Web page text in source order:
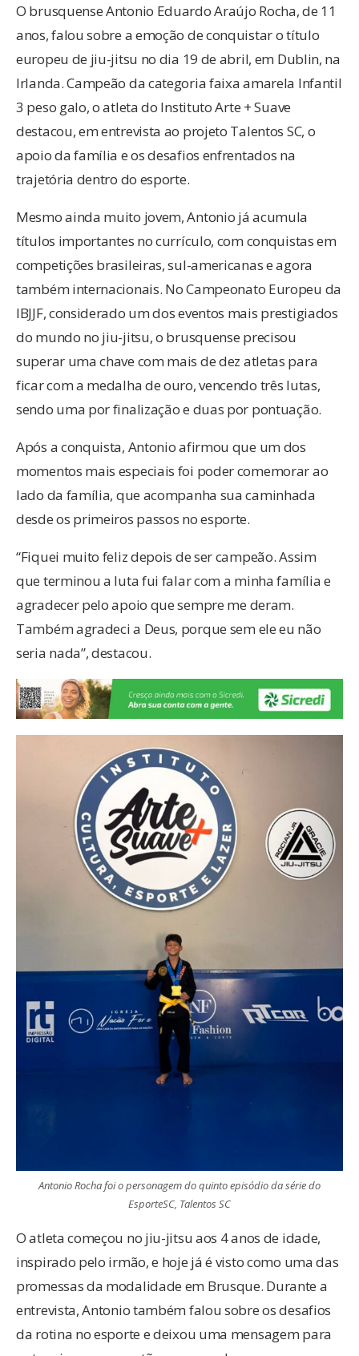
O brusquense Antonio Eduardo Araújo Rocha, de 11
anos, falou sobre a emoção de conquistar o título
europeu de jiu-jitsu no dia 19 de abril, em Dublin, na
Irlanda. Campeão da categoria faixa amarela Infantil
3 peso galo, o atleta do Instituto Arte + Suave
destacou, em entrevista ao projeto Talentos SC, o
apoio da família e os desafios enfrentados na
trajetória dentro do esporte.
Mesmo ainda muito jovem, Antonio já acumula
títulos importantes no currículo, com conquistas em
competições brasileiras, sul-americanas e agora
também internacionais. No Campeonato Europeu da
IBJJF, considerado um dos eventos mais prestigiados
do mundo no jiu-jitsu, o brusquense precisou
superar uma chave com mais de dez atletas para
ficar com a medalha de ouro, vencendo três lutas,
sendo uma por finalização e duas por pontuação.
Após a conquista, Antonio afirmou que um dos
momentos mais especiais foi poder comemorar ao
lado da família, que acompanha sua caminhada
desde os primeiros passos no esporte.
“Fiquei muito feliz depois de ser campeão. Assim
que terminou a luta fui falar com a minha família e
agradecer pelo apoio que sempre me deram.
Também agradeci a Deus, porque sem ele eu não
seria nada”, destacou.
Antonio Rocha foi o personagem do quinto episódio da série do
EsporteSC, Talentos SC
O atleta começou no jiu-jitsu aos 4 anos de idade,
inspirado pelo irmão, e hoje já é visto como uma das
promessas da modalidade em Brusque. Durante a
entrevista, Antonio também falou sobre os desafios
da rotina no esporte e deixou uma mensagem para